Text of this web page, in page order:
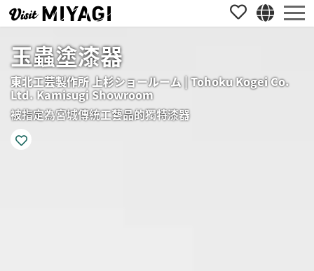
玉蟲塗漆器
東北工芸製作所 上杉ショールーム | Tohoku Kogei Co.
Ltd. Kamisugi Showroom
被指定為宮城傳統工藝品的獨特漆器